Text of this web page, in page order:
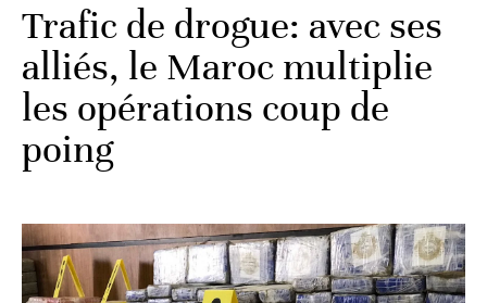
Trafic de drogue: avec ses
alliés, le Maroc multiplie
les opérations coup de
poing